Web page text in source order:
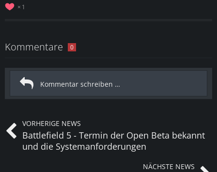
1
Kommentare 0
VORHERIGE NEWS
Battlefield 5 - Termin der Open Beta bekannt
und die Systemanforderungen
NÄCHSTE NEWS